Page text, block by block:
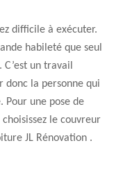
difficile à exécuter.
habileté que seul
un travail
donc la personne qui
Pour une pose de
le couvreur
JL Rénovation .